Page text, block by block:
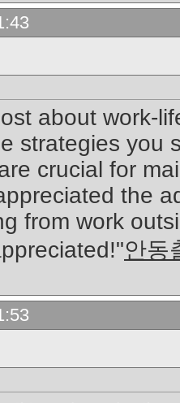
about work-
strategies you
crucial for
the
from work
안동